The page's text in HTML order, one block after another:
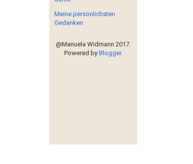
Meine persönlichsten
Gedanken
@Manuela Widmann 2017.
Powered by Blogger.